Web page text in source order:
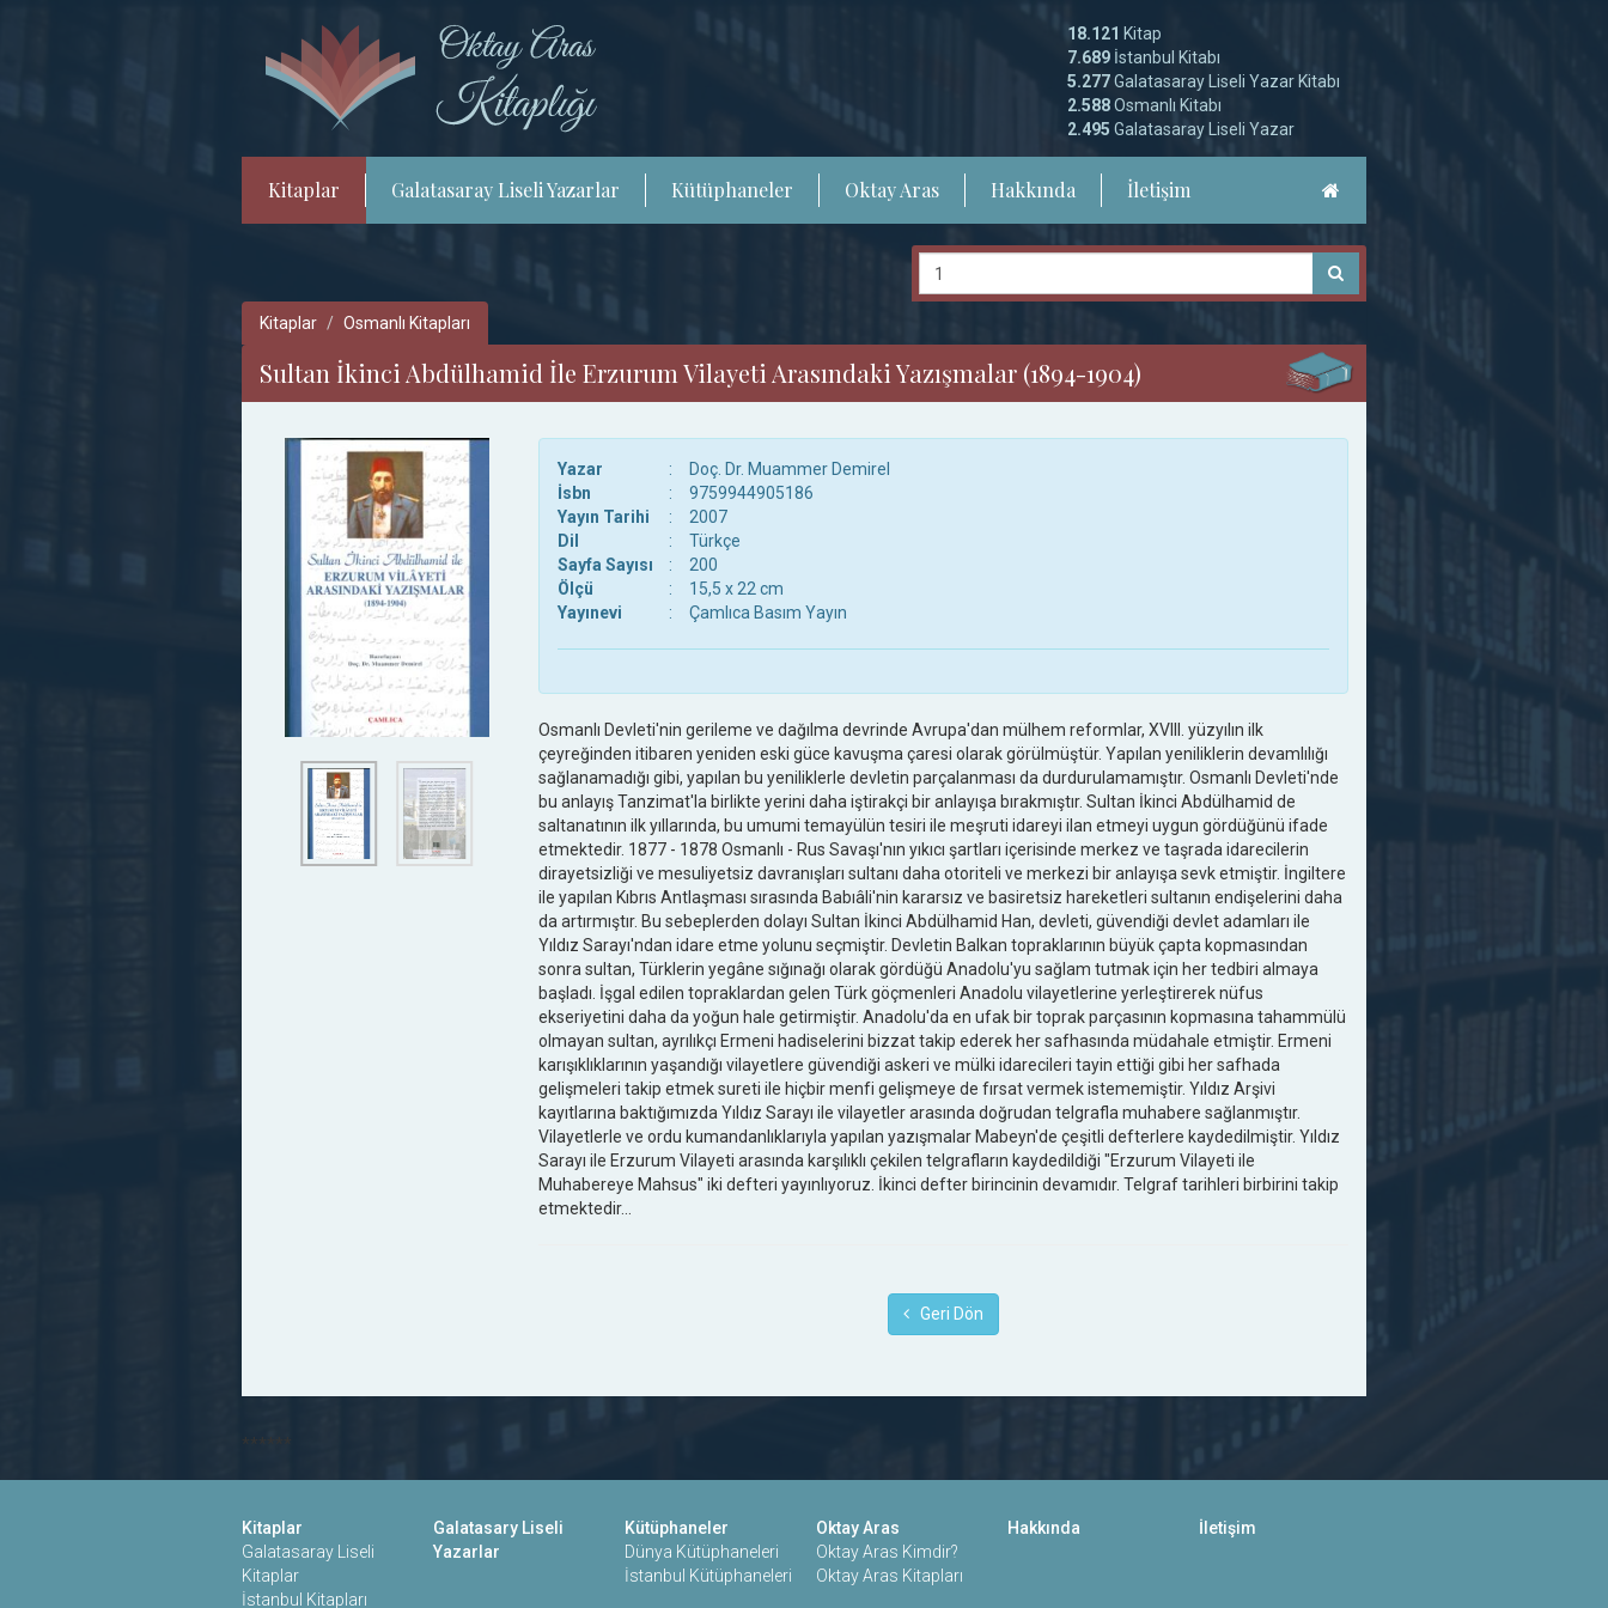
18.121 Kitap
7.689 İstanbul Kitabı
5.277Galatasaray Liseli Yazar Kitabı
2.588Osmanlı Kitabı
2.495 Galatasaray Liseli Yazar
Kitaplar Galatasaray Liseli Yazarlar Kütüphaneler Oktay Aras Hakkında İletişim
Kitaplar Osmanlı Kitapları
Sultan İkinci Abdülhamid İle Erzurum Vilayeti Arasındaki Yazışmalar (1894-1904)
Yazar :
Doç. Dr. Muammer Demirel
İsbn
:
9759944905186
Yayın Tarihi
:
2007
Dil
:
Türkçe
Sayfa Sayısı
:
200
Ölçü
:
15,5 x 22 cm
Yayınevi
: Çamlıca Basım Yayın
Osmanlı Devleti'nin gerileme ve dağılma devrinde Avrupa'dan mülhem reformlar, XVIII. yüzyılın ilk
çeyreğinden itibaren yeniden eski güce kavuşma çaresi olarak görülmüştür. Yapılan yeniliklerin devamlılığı
sağlanamadığı gibi, yapılan bu yeniliklerle devletin parçalanması da durdurulamamıştır. Osmanlı Devleti'nde
bu anlayış Tanzimat'la birlikte yerini daha iştirakçi bir anlayışa bırakmıştır. Sultan İkinci Abdülhamid de
saltanatının ilk yıllarında, bu umumi temayülün tesiri ile meşruti idareyi ilan etmeyi uygun gördüğünü ifade
etmektedir. 1877 - 1878 Osmanlı - Rus Savaşı'nın yıkıcı şartları içerisinde merkez ve taşrada idarecilerin
dirayetsizliği ve mesuliyetsiz davranışları sultanı daha otoriteli ve merkezi bir anlayışa sevk etmiştir. İngiltere
ile yapılan Kıbrıs Antlaşması sırasında Babıâli'nin kararsız ve basiretsiz hareketleri sultanın endişelerini daha
da artırmıştır. Bu sebeplerden dolayı Sultan İkinci Abdülhamid Han, devleti, güvendiği devlet adamları ile
Yıldız Sarayı'ndan idare etme yolunu seçmiştir. Devletin Balkan topraklarının büyük çapta kopmasından
sonra sultan, Türklerin yegâne sığınağı olarak gördüğü Anadolu'yu sağlam tutmak için her tedbiri almaya
başladı. İşgal edilen topraklardan gelen Türk göçmenleri Anadolu vilayetlerine yerleştirerek nüfus
ekseriyetini daha da yoğun hale getirmiştir. Anadolu'da en ufak bir toprak parçasının kopmasına tahammülü
olmayan sultan, ayrılıkçı Ermeni hadiselerini bizzat takip ederek her safhasında müdahale etmiştir. Ermeni
karışıklıklarının yaşandığı vilayetlere güvendiği askeri ve mülki idarecileri tayin ettiği gibi her safhada
gelişmeleri takip etmek sureti ile hiçbir menfi gelişmeye de fırsat vermek istememiştir. Yıldız Arşivi
kayıtlarına baktığımızda Yıldız Sarayı ile vilayetler arasında doğrudan telgrafla muhabere sağlanmıştır.
Vilayetlerle ve ordu kumandanlıklarıyla yapılan yazışmalar Mabeyn'de çeşitli defterlere kaydedilmiştir. Yıldız
Sarayı ile Erzurum Vilayeti arasında karşılıklı çekilen telgrafların kaydedildiği "Erzurum Vilayeti ile
Muhabereye Mahsus" iki defteri yayınlıyoruz. İkinci defter birincinin devamıdır. Telgraf tarihleri birbirini takip
etmektedir...
Geri Dön
******
Kitaplar
Galatasaray Liseli
Kitaplar
İstanbul Kitapları
Galatasary Liseli
Yazarlar
Kütüphaneler
Dünya Kütüphaneleri
İstanbul Kütüphaneleri
Oktay Aras
Oktay Aras Kimdir?
Oktay Aras Kitapları
Hakkında İletişim